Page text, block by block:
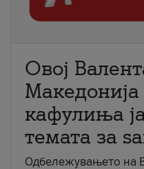
Овој
кафулиња
темата за
Одбележувањето на